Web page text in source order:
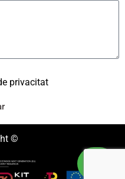
privacitat
©